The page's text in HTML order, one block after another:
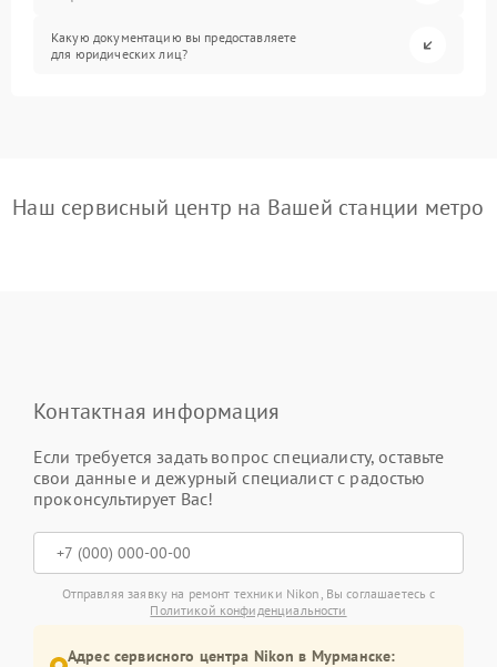
Какую документацию вы предоставляете
для юридических лиц?
Наш сервисный центр на Вашей станции метро
Контактная информация
Если требуется задать вопрос специалисту, оставьте
свои данные и дежурный специалист с радостью
проконсультирует Вас!
Отправляя заявку на ремонт техники Nikon, Вы соглашаетесь с
Политикой конфиденциальности
Адрес сервисного центра Nikon в Мурманске: